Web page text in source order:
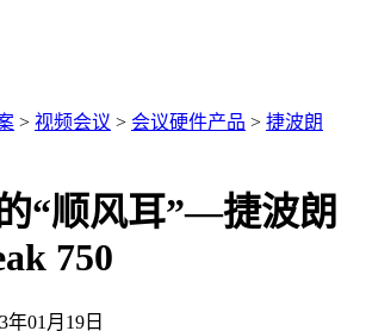
> 视频会议 > 会议硬件产品 > 捷波朗
“顺风耳”—捷波朗
750
年01月19日